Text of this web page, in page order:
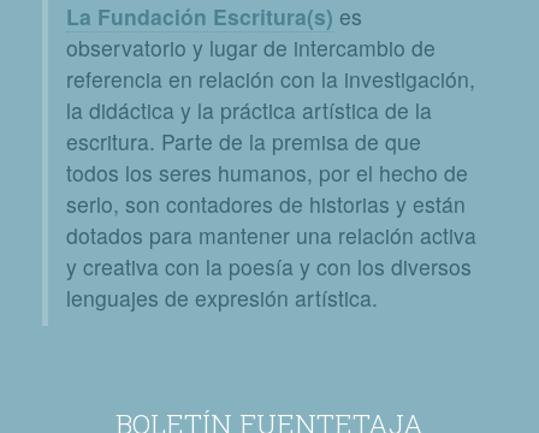
La Fundación Escritura(s) es
observatorio y lugar de intercambio de
referencia en relación con la investigación,
la didáctica y la práctica artística de la
escritura. Parte de la premisa de que
todos los seres humanos, por el hecho de
serlo, son contadores de historias y están
dotados para mantener una relación activa
y creativa con la poesía y con los diversos
lenguajes de expresión artística.
BOLETÍN FUENTETAJA